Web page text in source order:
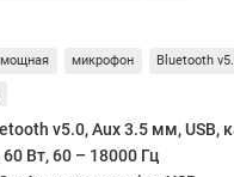
мощная микрофон Bluetooth
v5.0, Aux 3.5 мм, USB,
Вт, 60 – 18000 Гц